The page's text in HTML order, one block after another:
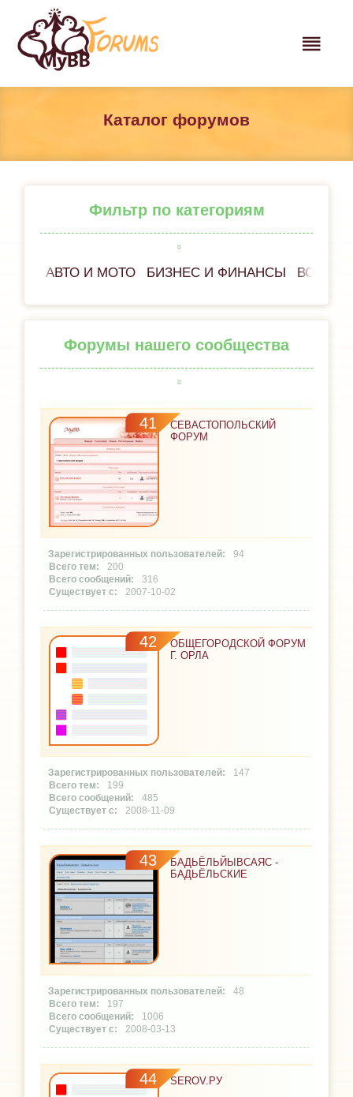
Каталог форумов
Фильтр по категориям
АВТО И МОТО БИЗНЕС И ФИНАНСЫ ВСЁ
Форумы нашего сообщества
41
СЕВАСТОПОЛЬСКИЙ
ФОРУМ
94
200
316
2007-10-02
42
ОБЩЕГОРОДСКОЙ ФОРУМ
Г. ОРЛА
147
199
485
2008-11-09
43
БАДЬЁЛЬЙЫВСАЯС -
БАДЬЁЛЬСКИЕ
48
197
1006
2008-03-13
44 SEROV.РУ